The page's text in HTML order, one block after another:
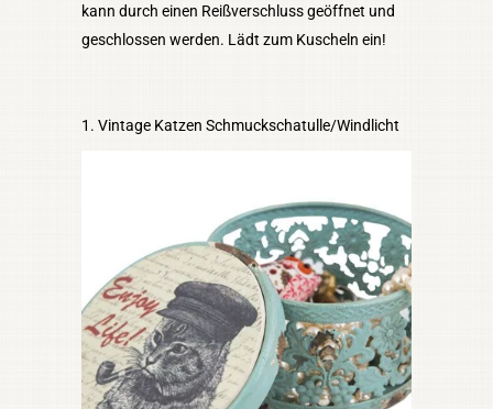
kann durch einen Reißverschluss geöffnet und
geschlossen werden. Lädt zum Kuscheln ein!
Vintage Katzen Schmuckschatulle/Windlicht